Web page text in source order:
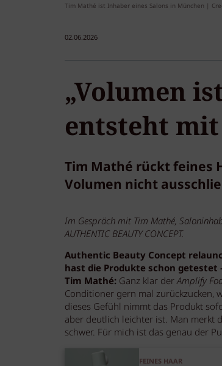
Tim Mathé ist Inhaber eines Salons in München |
02.06.2026
„Volumen
entsteht
Tim Mathé rückt feines
Volumen nicht
Im Gespräch mit Tim Mathé,
AUTHENTIC BEAUTY CONCEPT.
Authentic Beauty Concept
hast die Produkte schon getestet
Tim Mathé: Ganz klar derAmplify
Conditioner gern mal zurückzucken,
dieses Gefühl nimmt das Produkt
aber deutlich leichter ist. Man merkt
schwer. Für mich ist das genau der
FEINES HAAR